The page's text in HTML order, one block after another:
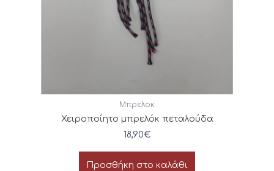
Μπρελοκ
Χειροποίητο μπρελόκ πεταλούδα
18,90€
Προσθήκη στο καλάθι